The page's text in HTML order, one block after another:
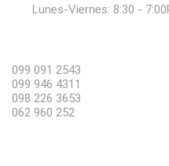
Lunes-Viernes: 8:30 -
099 091 2543
099 946 4311
098 226 3653
062 960 252